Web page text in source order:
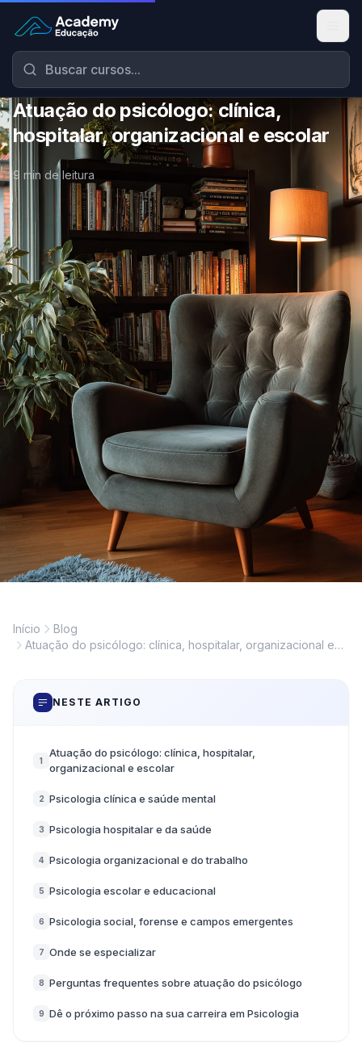
Academy Educação — Página Inicial
Atuação do psicólogo: clínica,
hospitalar, organizacional e escolar
9 min de leitura
Início
Blog
Atuação do psicólogo: clínica, hospitalar, organizacional e
NESTE ARTIGO
1
Atuação do psicólogo: clínica, hospitalar,
organizacional e escolar
2 Psicologia clínica e saúde mental
3 Psicologia hospitalar e da saúde
4 Psicologia organizacional e do trabalho
5 Psicologia escolar e educacional
6 Psicologia social, forense e campos emergentes
7 Onde se especializar
8 Perguntas frequentes sobre atuação do psicólogo
9 Dê o próximo passo na sua carreira em Psicologia